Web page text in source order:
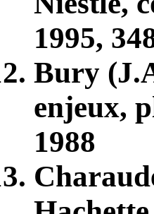
1995,
Bury
enjeux,
1988